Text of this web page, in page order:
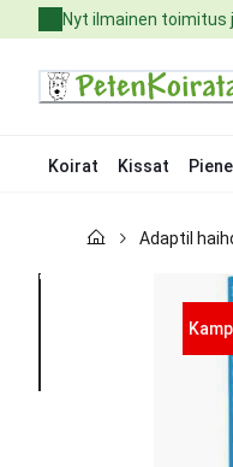
to
Nyt ilmainen toimitus
Koirat Kissat
Kissat
Adaptil